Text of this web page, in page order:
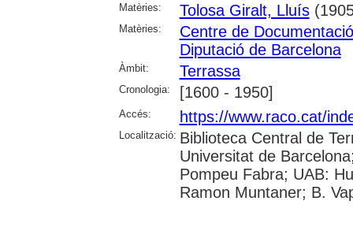
Matèries:
Tolosa Giralt, Lluís
Matèries:
Centre de
Diputació de Barcelona
Àmbit: Terrassa
Cronologia: [1600 - 1950]
Accés: https://www.raco.cat/
Localització: Biblioteca Central de
Universitat de
Pompeu Fabra; UAB:
Ramon Muntaner; B.